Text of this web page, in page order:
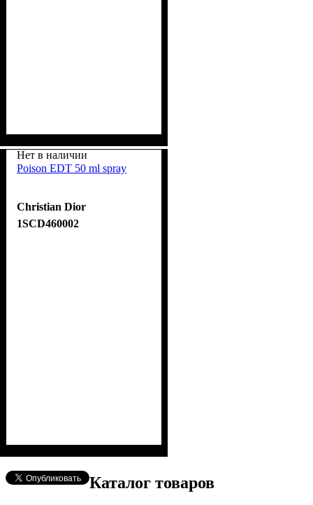
Нет в наличии
Poison EDT 50 ml spray
Christian Dior
1SCD460002
Каталог товаров